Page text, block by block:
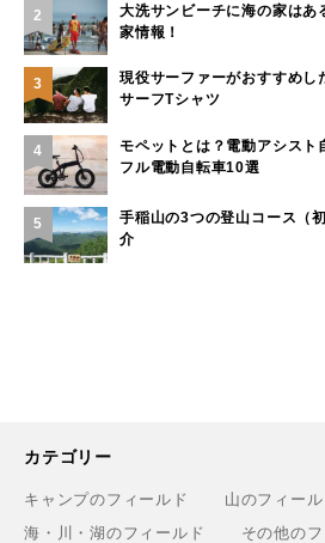
2
大洗サンビーチに海の家はあ
家情報！
3
現役サーファーがおすすめ
サーフTシャツ
4
モペットとは？電動アシスト
フル電動自転車10選
5
手稲山の3つの登山コース（
介
カテゴリー
キャンプのフィールド
山のフィール
海・川・湖のフィールド
その他の